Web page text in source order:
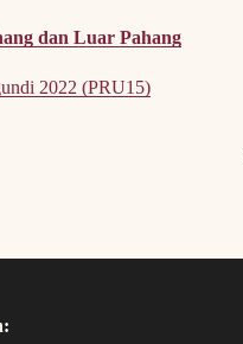
dan Luar Pahang
2022 (PRU15)